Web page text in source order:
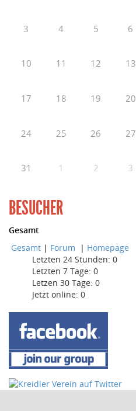
3 4 5 6
10 11 12 13
17 18 19 20
24 25 26 27
31 1 2 3
BESUCHER
Gesamt
Gesamt | Forum | Homepage
Letzten 24 Stunden: 0
Letzten 7 Tage: 0
Letzen 30 Tage: 0
Jetzt online: 0